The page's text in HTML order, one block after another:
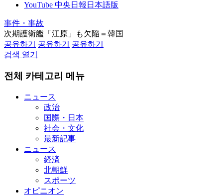
YouTube 中央日報日本語版
事件・事故
次期護衛艦「江原」も欠陥＝韓国
공유하기
공유하기
공유하기
검색 열기
전체 카테고리 메뉴
ニュース
政治
国際・日本
社会・文化
最新記事
ニュース
経済
北朝鮮
スポーツ
オピニオン